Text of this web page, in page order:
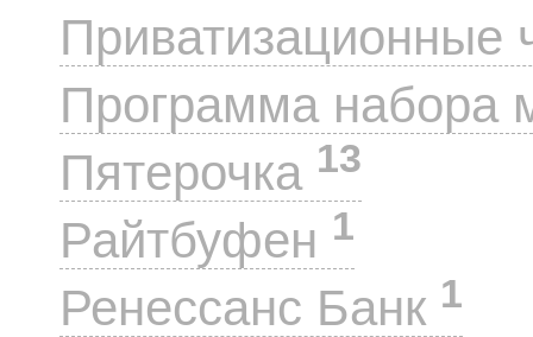
Приватизационные
Программа набора
Пятерочка 13
Райтбуфен 1
Ренессанс Банк 1